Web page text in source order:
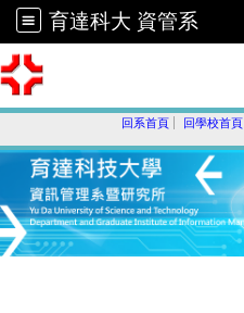
育達科大 資管系
回系首頁 回學校首頁